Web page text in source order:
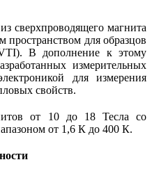
сверхпроводящего магнита
пространством для образцов
В дополнение к этому
измерительных
для измерения
свойств.
от 10 до 18 Тесла со
от 1,6 К до 400 К.